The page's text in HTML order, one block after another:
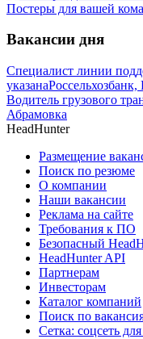
Постеры для вашей
Вакансии дня
Специалист линии
указана
Водитель грузового
Абрамовка
HeadHunter
Размещение
Поиск по резюме
О компании
Наши вакансии
Реклама на сайте
Требования к ПО
Безопасный
HeadHunter API
Партнерам
Инвесторам
Каталог компаний
Поиск по
Сетка: соцсеть